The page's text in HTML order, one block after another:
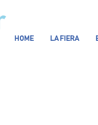
HOME LA FIERA